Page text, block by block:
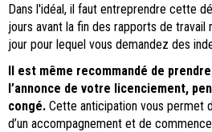
Dans l'idéal, il faut entreprendre cette
jours avant la fin des rapports de travail
jour pour lequel vous demandez des
Il est même recommandé de
l’annonce de votre licenciement,
congé. Cette anticipation vous permet
d’un accompagnement et de